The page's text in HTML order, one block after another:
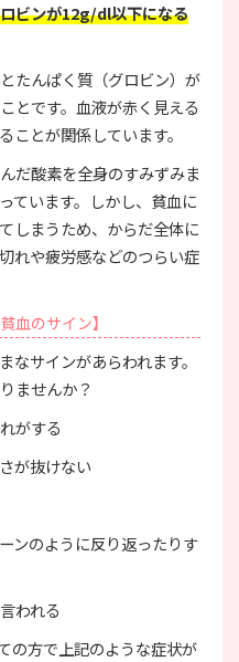
ビンが12g/dl以下になる
たんぱく質（グロビン）が
とです。血液が赤く見える
ことが関係しています。
だ酸素を全身のすみずみま
ています。しかし、貧血に
しまうため、からだ全体に
れや疲労感などのつらい症
血のサイン】
なサインがあらわれます。
ませんか？
がする
が抜けない
ンのように反り返ったりす
われる
の方で上記のような症状が